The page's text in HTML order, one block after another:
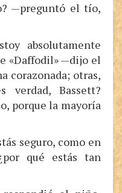
—preguntó el tío,
absolutamente
«Daffodil» —dijo el
corazonada; otras,
Bassett?
porque la mayoría
seguro, como en
qué estás tan